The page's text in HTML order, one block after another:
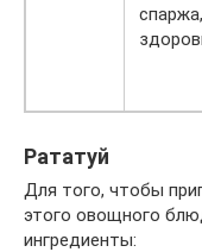
Рататуй
Для того, чтобы
этого овощного
ингредиенты: